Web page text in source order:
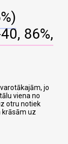
86%,
jo
viena no
otru notiek
krāsām uz